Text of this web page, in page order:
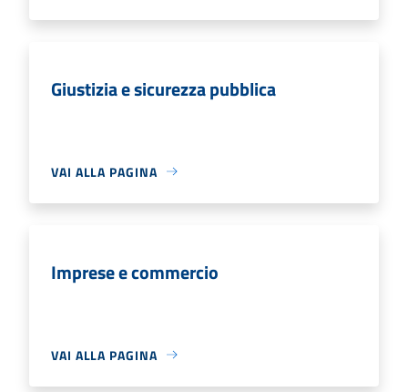
Giustizia e sicurezza pubblica
VAI ALLA PAGINA
Imprese e commercio
VAI ALLA PAGINA